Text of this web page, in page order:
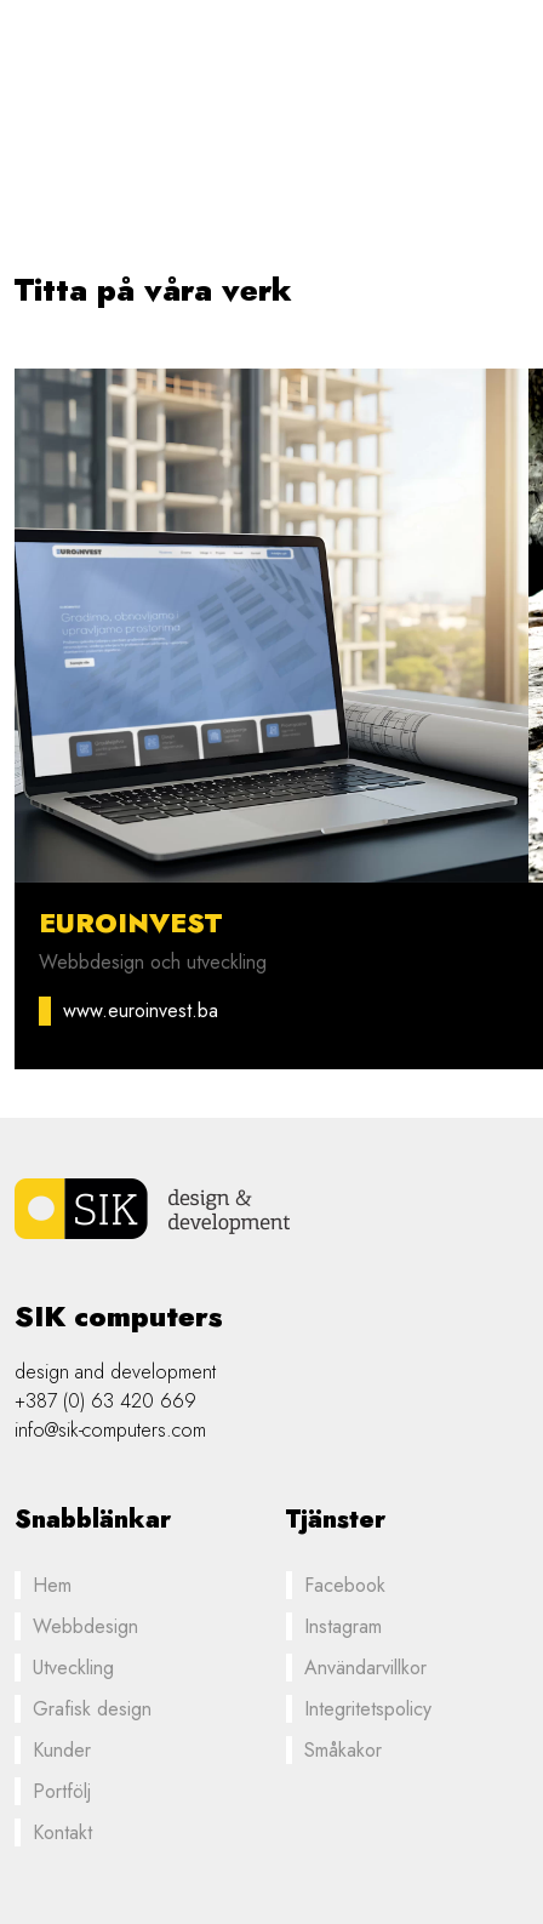
Titta på våra verk
EUROINVEST
Webbdesign och utveckling
www.euroinvest.ba
SIK computers
design and development
+387 (0) 63 420 669
info@sik-computers.com
Snabblänkar
Hem
Webbdesign
Utveckling
Grafisk design
Kunder
Portfölj
Kontakt
Tjänster
Facebook
Instagram
Användarvillkor
Integritetspolicy
Småkakor